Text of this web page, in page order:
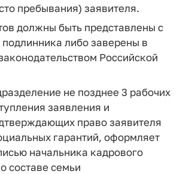
пребывания) заявителя.
должны быть представлены с
либо заверены в
Российской
не позднее 3 рабочих
заявления и
право заявителя
гарантий, оформляет
начальника кадрового
составе семьи